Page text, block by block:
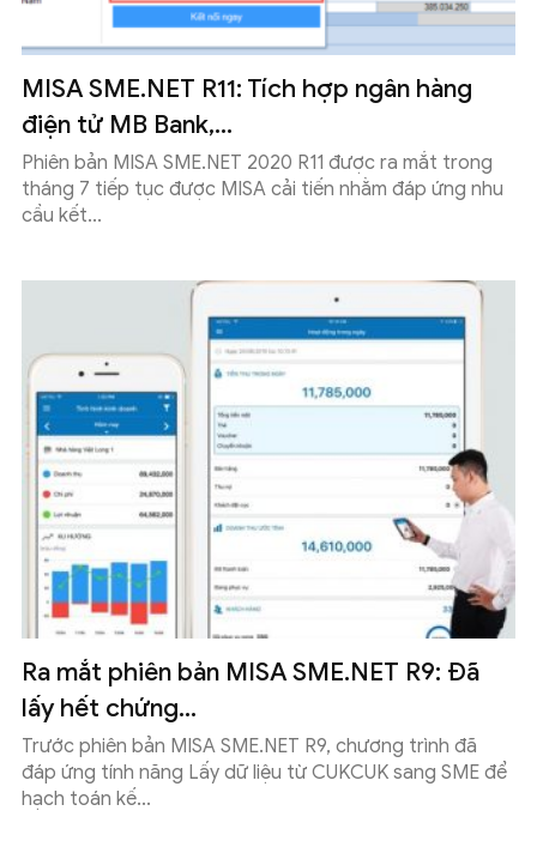
MISA SME.NET R11: Tích hợp ngân hàng
điện tử MB Bank,...
Phiên bản MISA SME.NET 2020 R11 được ra mắt trong
tháng 7 tiếp tục được MISA cải tiến nhằm đáp ứng nhu
cầu kết...
Ra mắt phiên bản MISA SME.NET R9: Đã
lấy hết chứng...
Trước phiên bản MISA SME.NET R9, chương trình đã
đáp ứng tính năng Lấy dữ liệu từ CUKCUK sang SME để
hạch toán kế...